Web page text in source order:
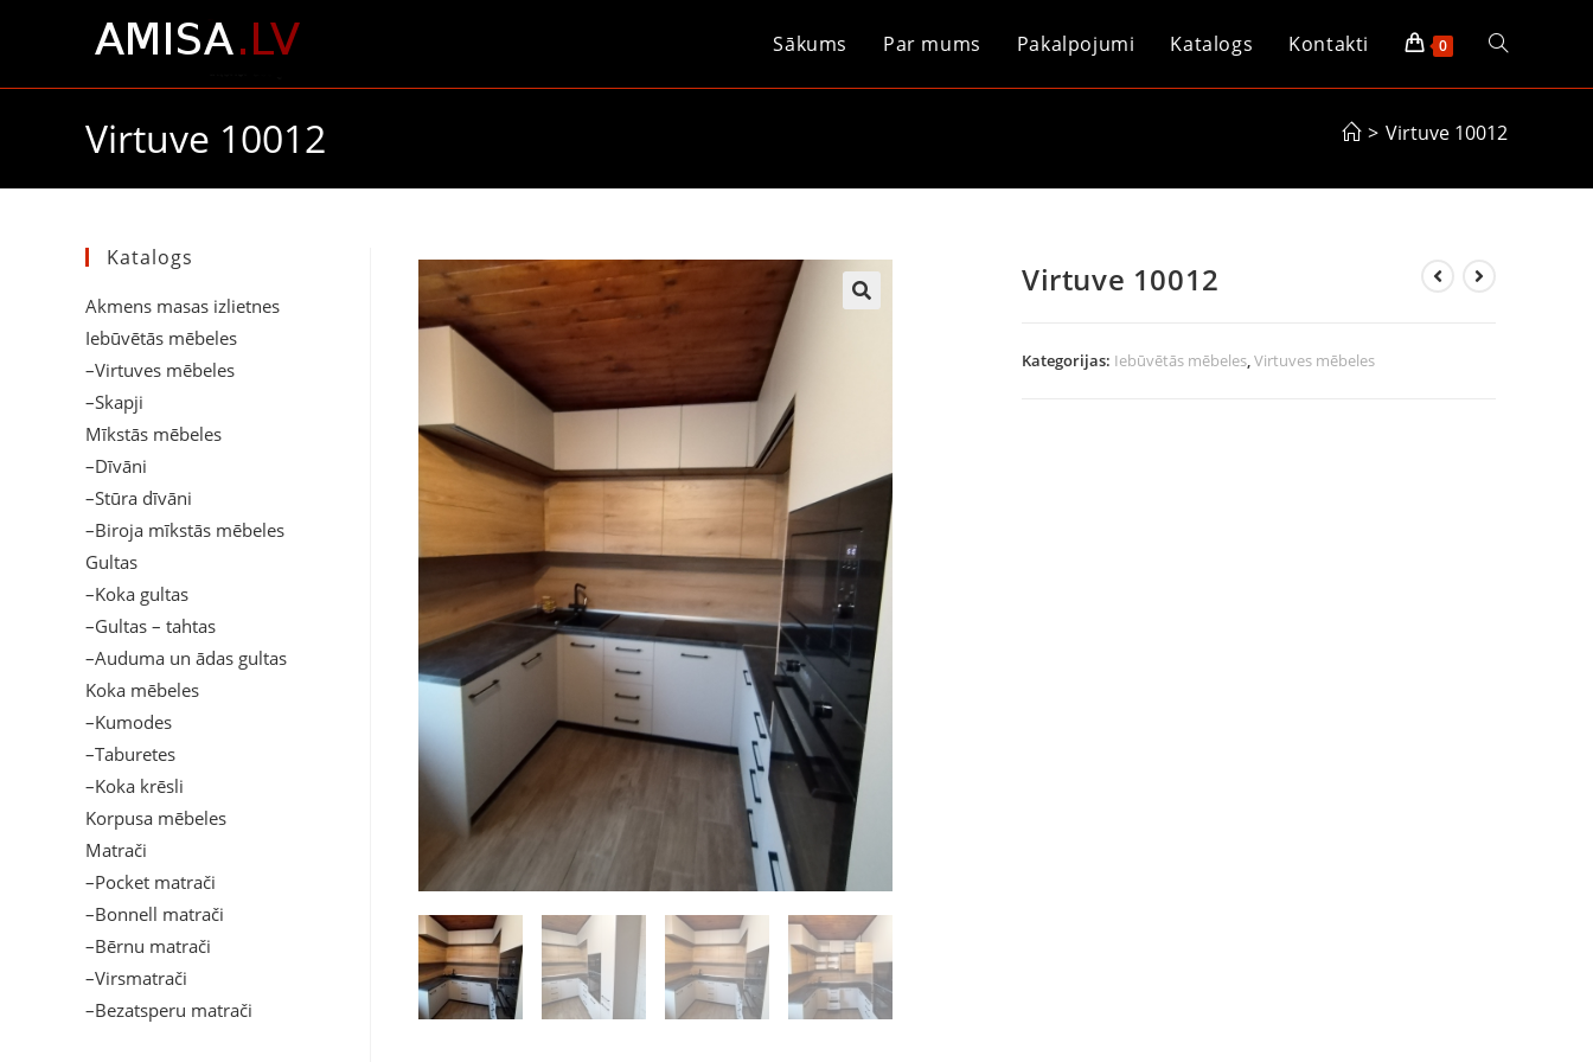
Sākums Par mums Pakalpojumi Katalogs Kontakti 0
Virtuve 10012 > Virtuve 10012
Virtuve 10012
Kategorijas: Iebūvētās mēbeles,Virtuves mēbeles
Katalogs
Akmens masas izlietnes
Iebūvētās mēbeles
–Virtuves mēbeles
–Skapji
Mīkstās mēbeles
–Dīvāni
–Stūra dīvāni
–Biroja mīkstās mēbeles
Gultas
–Koka gultas
–Gultas – tahtas
–Auduma un ādas gultas
Koka mēbeles
–Kumodes
–Taburetes
–Koka krēsli
Korpusa mēbeles
Matrači
–Pocket matrači
–Bonnell matrači
–Bērnu matrači
–Virsmatrači
–Bezatsperu matrači